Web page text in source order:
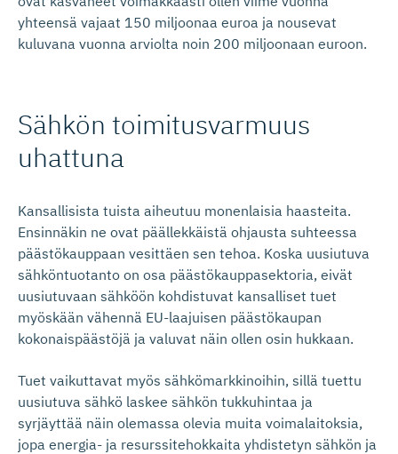
yhteensä vajaat 150 miljoonaa euroa ja nousevat
kuluvana vuonna arviolta noin 200 miljoonaan euroon.
Sähkön toimitusvarmuus
uhattuna
Kansallisista tuista aiheutuu monenlaisia haasteita.
Ensinnäkin ne ovat päällekkäistä ohjausta suhteessa
päästökauppaan vesittäen sen tehoa. Koska uusiutuva
sähköntuotanto on osa päästökauppasektoria, eivät
uusiutuvaan sähköön kohdistuvat kansalliset tuet
myöskään vähennä EU-laajuisen päästökaupan
kokonaispäästöjä ja valuvat näin ollen osin hukkaan.
Tuet vaikuttavat myös sähkömarkkinoihin, sillä tuettu
uusiutuva sähkö laskee sähkön tukkuhintaa ja
syrjäyttää näin olemassa olevia muita voimalaitoksia,
jopa energia- ja resurssitehokkaita yhdistetyn sähkön ja